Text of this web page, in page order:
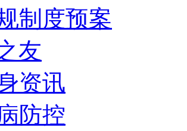
制度预案
友
资讯
防控